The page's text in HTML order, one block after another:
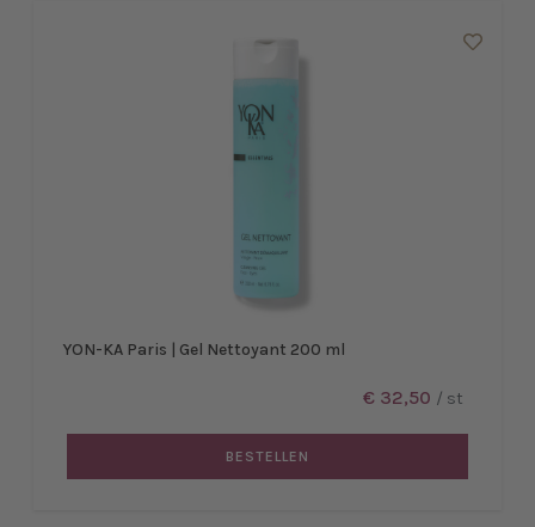
YON-KA Paris | Gel Nettoyant 200 ml
€ 32,50 / st
BESTELLEN